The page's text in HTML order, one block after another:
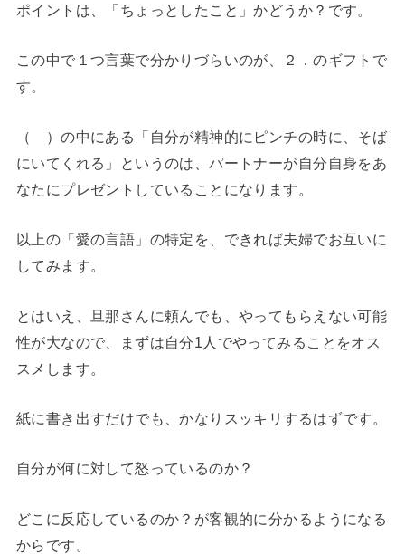
ポイントは、「ちょっとしたこと」かどうか？です。
この中で１つ言葉で分かりづらいのが、２．のギフトで
す。
（ ）の中にある「自分が精神的にピンチの時に、そば
にいてくれる」というのは、パートナーが自分自身をあ
なたにプレゼントしていることになります。
以上の「愛の言語」の特定を、できれば夫婦でお互いに
してみます。
とはいえ、旦那さんに頼んでも、やってもらえない可能
性が大なので、まずは自分1人でやってみることをオス
スメします。
紙に書き出すだけでも、かなりスッキリするはずです。
自分が何に対して怒っているのか？
どこに反応しているのか？が客観的に分かるようになる
からです。